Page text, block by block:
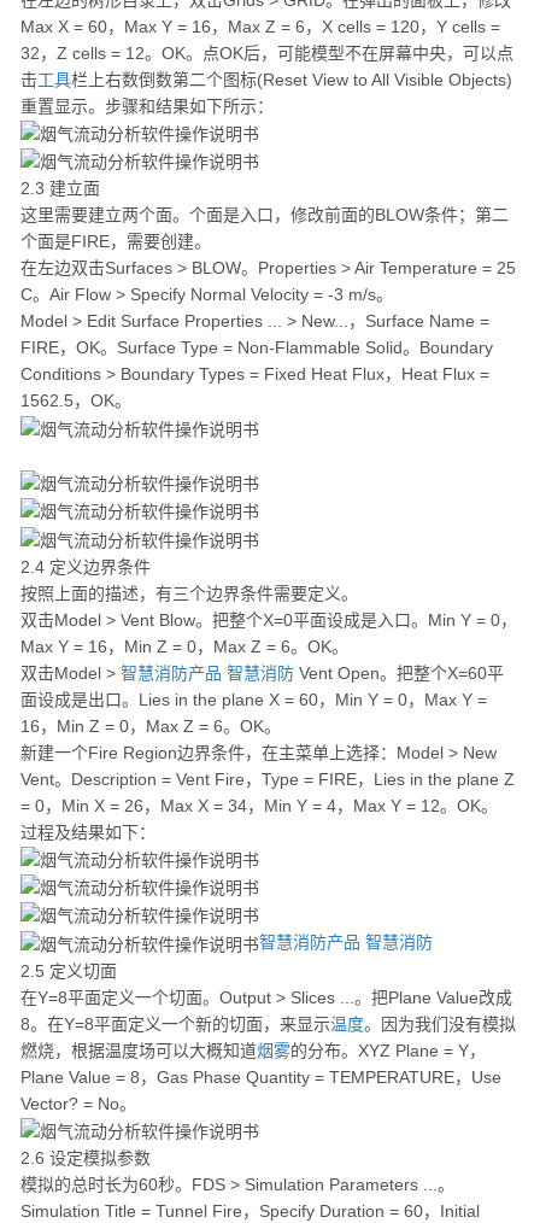
Max X = 60，Max Y = 16，Max Z = 6，X cells = 120，Y cells =
32，Z cells = 12。OK。点OK后，可能模型不在屏幕中央，可以点
击工具栏上右数倒数第二个图标(Reset View to All Visible Objects)
重置显示。步骤和结果如下所示：
2.3 建立面
这里需要建立两个面。个面是入口，修改前面的BLOW条件；第二
个面是FIRE，需要创建。
在左边双击Surfaces > BLOW。Properties > Air Temperature = 25
C。Air Flow > Specify Normal Velocity = -3 m/s。
Model > Edit Surface Properties ... > New...，Surface Name =
FIRE，OK。Surface Type = Non-Flammable Solid。Boundary
Conditions > Boundary Types = Fixed Heat Flux，Heat Flux =
1562.5，OK。
2.4 定义边界条件
按照上面的描述，有三个边界条件需要定义。
双击Model > Vent Blow。把整个X=0平面设成是入口。Min Y = 0，
Max Y = 16，Min Z = 0，Max Z = 6。OK。
双击Model > 智慧消防产品 智慧消防 Vent Open。把整个X=60平
面设成是出口。Lies in the plane X = 60，Min Y = 0，Max Y =
16，Min Z = 0，Max Z = 6。OK。
新建一个Fire Region边界条件，在主菜单上选择：Model > New
Vent。Description = Vent Fire，Type = FIRE，Lies in the plane Z
= 0，Min X = 26，Max X = 34，Min Y = 4，Max Y = 12。OK。
过程及结果如下：
智慧消防产品 智慧消防
2.5 定义切面
在Y=8平面定义一个切面。Output > Slices ...。把Plane Value改成
8。在Y=8平面定义一个新的切面，来显示温度。因为我们没有模拟
燃烧，根据温度场可以大概知道烟雾的分布。XYZ Plane = Y，
Plane Value = 8，Gas Phase Quantity = TEMPERATURE，Use
Vector? = No。
2.6 设定模拟参数
模拟的总时长为60秒。FDS > Simulation Parameters ...。
Simulation Title = Tunnel Fire，Specify Duration = 60，Initial